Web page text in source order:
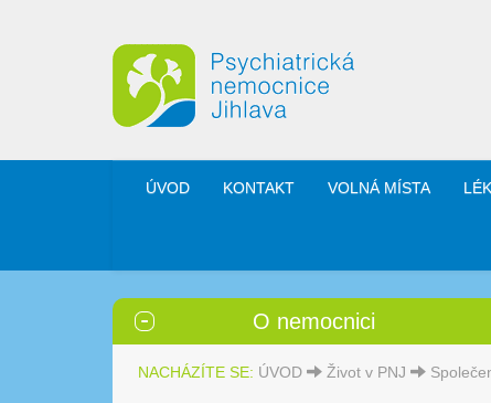
ÚVOD KONTAKT VOLNÁ MÍSTA
O nemocnici
NACHÁZÍTE SE: ÚVOD Život v PNJ